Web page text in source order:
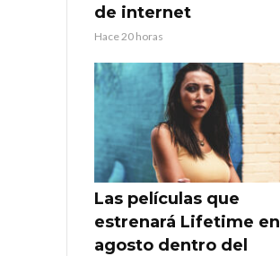
de internet
Hace 20 horas
Las películas que
estrenará Lifetime en
agosto dentro del